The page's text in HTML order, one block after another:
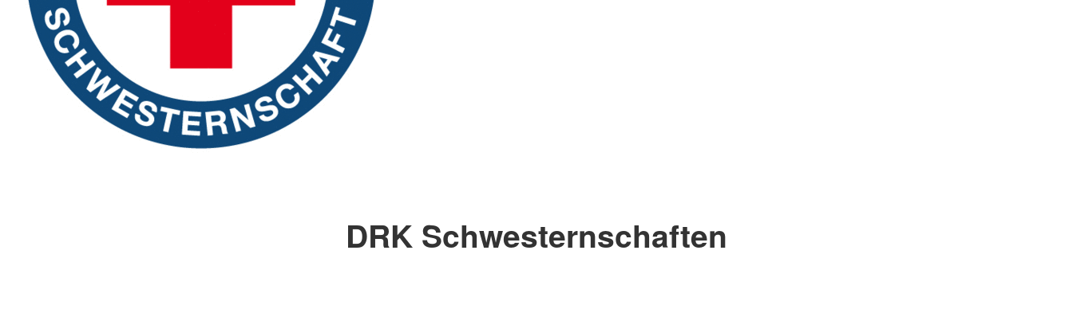
DRK Schwesternschaften